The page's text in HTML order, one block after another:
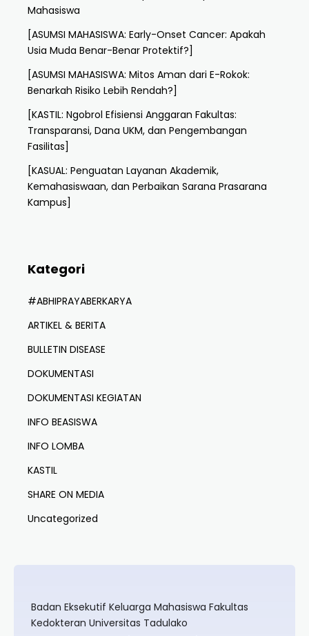
Mahasiswa
[ASUMSI MAHASISWA: Early-Onset Cancer: Apakah
Usia Muda Benar-Benar Protektif?]
[ASUMSI MAHASISWA: Mitos Aman dari E-Rokok:
Benarkah Risiko Lebih Rendah?]
[KASTIL: Ngobrol Efisiensi Anggaran Fakultas:
Transparansi, Dana UKM, dan Pengembangan
Fasilitas]
[KASUAL: Penguatan Layanan Akademik,
Kemahasiswaan, dan Perbaikan Sarana Prasarana
Kampus]
Kategori
#ABHIPRAYABERKARYA
ARTIKEL & BERITA
BULLETIN DISEASE
DOKUMENTASI
DOKUMENTASI KEGIATAN
INFO BEASISWA
INFO LOMBA
KASTIL
SHARE ON MEDIA
Uncategorized
Badan Eksekutif Keluarga Mahasiswa Fakultas
Kedokteran Universitas Tadulako